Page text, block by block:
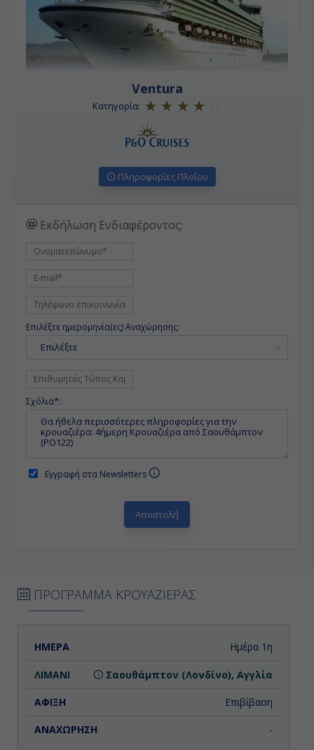
Ventura
Κατηγορία:
Πληροφορίες Πλοίου
Εκδήλωση Ενδιαφέροντος:
Επιλέξτε ημερομηνία(ες) Αναχώρησης:
Επιλέξτε
Σχόλια*:
Εγγραφή στα Newsletters
ΠΡΟΓΡΑΜΜΑ ΚΡΟΥΑΖΙΕΡΑΣ
ΗΜΕΡΑ ΑΝΑΧΩΡΗΣΗ
Ημέρα 1η
Σαουθάμπτον (Λονδίνο), Αγγλία
Επιβίβαση
-